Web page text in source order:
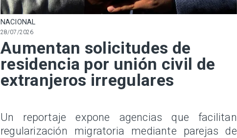
NACIONAL
28/07/2026
Aumentan solicitudes de
residencia por unión civil de
extranjeros irregulares
Un reportaje expone agencias que facilitan
regularización migratoria mediante parejas de